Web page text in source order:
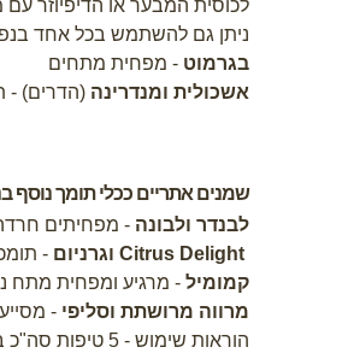
לכוסית המבער או הדיפיוזר עם
ניתן גם להשתמש בכל אחד
בגרמוט - מפחית מתחים
אשכולית ומנדרינה (הדרים) -
שמנים אתריים ככלי תומך נוסף
לבנדר ולבונה - מפחיתים
Citrus Delight וגרניום -
קמומיל - מרגיע ומפחית מתח
מרווה מרושתת וסליפי -
הוראות שימוש - 5 טיפות סה"כ במבער או דיפיוזר, מומלץ מ2-3 שמנים ביחד, או 2 טיפות על טישיו ולהריח